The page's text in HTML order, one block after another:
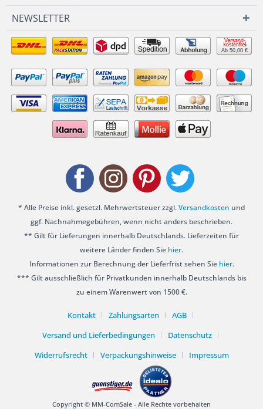
NEWSLETTER
Ab 50,00 €
* Alle Preise inkl. gesetzl. Mehrwertsteuer zzgl.Versandkosten und
ggf. Nachnahmegebühren, wenn nicht anders beschrieben.
** Gilt für Lieferungen innerhalb Deutschlands. Lieferzeiten für
weitere Länder finden Sie hier.
Informationen zur Berechnung der Lieferfrist sehen Sie hier.
*** Gilt ausschließlich für Privatkunden innerhalb Deutschlands bis
zu einem Warenwert von 1500 €.
Kontakt Zahlungsarten
AGB
Versand und Lieferbedingungen
Datenschutz
Widerrufsrecht
Verpackungshinweise Impressum
Copyright © MM-ComSale - Alle Rechte vorbehalten